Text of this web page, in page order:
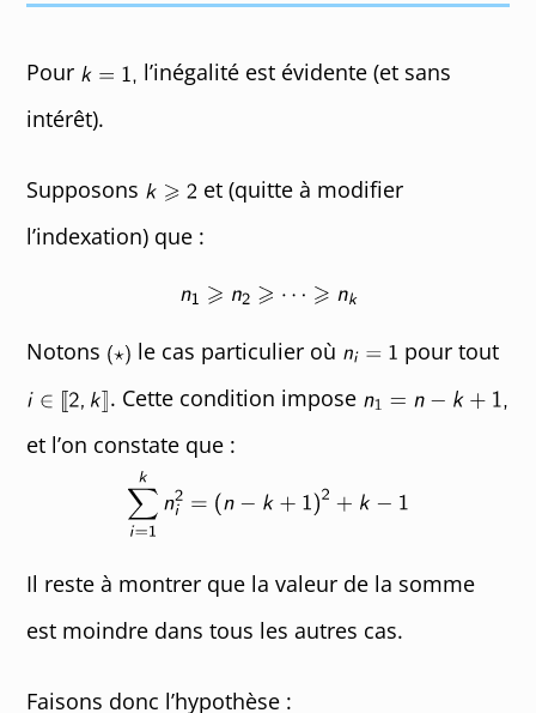
Pour
l’inégalité est évidente (et sans
intérêt).
Supposons
et (quitte à modifier
l’indexation) que :
Notons le cas particulier où
pour tout
. Cette condition impose
et l’on constate que :
Il reste à montrer que la valeur de la somme
est moindre dans tous les autres cas.
Faisons donc l’hypothèse :